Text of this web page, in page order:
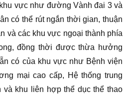
vực như đường Vành đai 3 và
có thể rút ngắn thời gian, thuận
và các khu vực ngoại thành phía
đồng thời được thừa hưởng
có của khu vực như Bệnh viện
mại cao cấp, Hệ thống trung
và khu liên hợp thể dục thể thao